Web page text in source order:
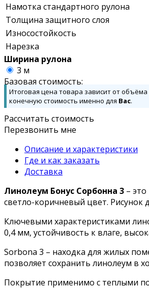
Намотка стандартного рулона
Толщина защитного слоя
Износостойкость
Нарезка
Ширина рулона
3 м
Базовая стоимость:
Итоговая цена товара зависит от
конечную стоимость именно для Вас.
Рассчитать стоимость
Перезвонить мне
Описание и характеристики
Где и как заказать
Доставка
Линолеум Бонус Сорбонна 3 –
светло-коричневый цвет. Рисунок
Ключевыми характеристиками
0,4 мм, устойчивость к влаге,
Sorbona 3 – находка для жилых
позволяет сохранить линолеум в
Покрытие применимо с теплыми